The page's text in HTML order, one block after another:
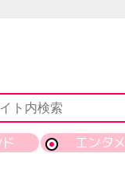
エンタメ